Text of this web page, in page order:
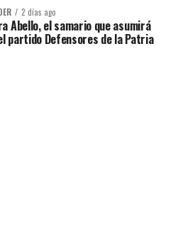
2 días ago
Abello, el samario que asumirá
partido Defensores de la Patria